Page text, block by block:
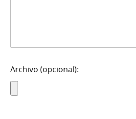
Archivo (opcional):